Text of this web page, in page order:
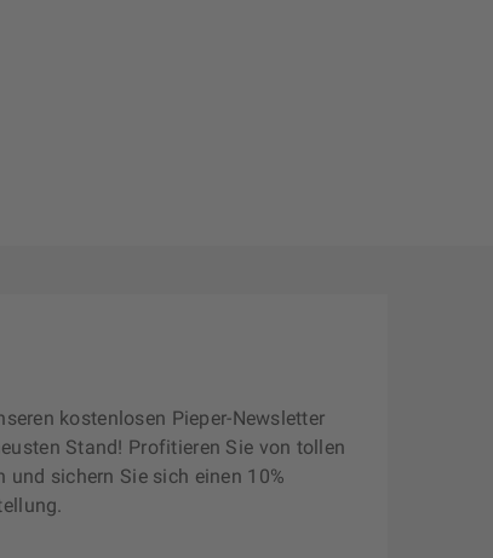
kostenlosen Pieper-Newsletter
Stand! Profitieren Sie von tollen
und sichern Sie sich einen 10%